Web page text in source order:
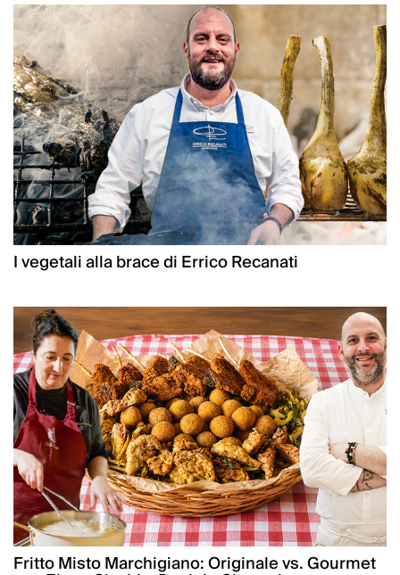
I vegetali alla brace di Errico Recanati
Fritto Misto Marchigiano: Originale vs. Gourmet